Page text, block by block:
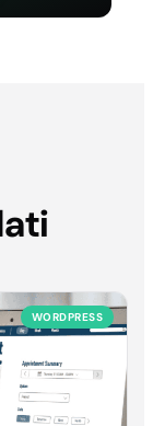
WORDPRESS